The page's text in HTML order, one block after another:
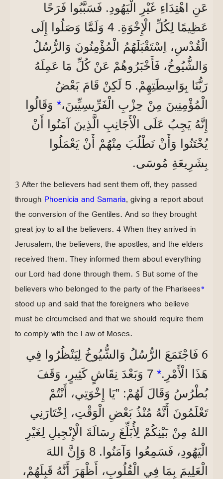
عَنِ اهْتِدَاءِ غَيْرِ الْيَهُودِ. فَسَبَّبُوا فَرَحًا
عَظِيمًا لِكُلِّ الْإِخْوَةِ. 4 وَلَمَّا وَصَلُوا إِلَى
الْقُدْسِ، اِسْتَقْبَلَهُمُ الْمُؤْمِنُونَ وَالرُّسُلُ
وَالشُّيُوخُ، فَأَخْبَرُوهُمْ عَنْ كُلِّ مَا عَمِلَهُ
رَبُّنَا بِوَاسِطَتِهِمْ. 5 لَكِنْ قَامَ بَعْضُ
الْمُؤْمِنِينَ مِنْ حِزْبِ الْفَرِّيسِيِّينَ،* وَقَالُوا
إِنَّهُ يَجِبُ عَلَى الْأَجَانِبِ الَّذِينَ آمَنُوا أَنْ
يُخْتَنُوا وَأَنْ نَطْلُبَ مِنْهُمْ أَنْ يَعْمَلُوا
بِشَرِيعَةِ مُوسَى.
3 After the believers had sent them off, they passed
through Phoenicia and Samaria, giving a report about
the conversion of the Gentiles. And so they brought
great joy to all the believers. 4 When they arrived in
Jerusalem, the believers, the apostles, and the elders
received them. They informed them about everything
our Lord had done through them. 5 But some of the
believers who belonged to the party of the Pharisees*
stood up and said that the foreigners who believe
must be circumcised and that we should require them
to comply with the Law of Moses.
6 فَاجْتَمَعَ الرُّسُلُ وَالشُّيُوخُ لِيَنْظُرُوا فِي
هَذَا الْأَمْرِ.*
7 وَبَعْدَ نِقَاشٍ كَثِيرٍ، وَقَفَ
بُطْرُسُ وَقَالَ لَهُمْ: ”يَا إِخْوَتِي، أَنْتُمْ
تَعْلَمُونَ أَنَّهُ مُنْذُ بَعْضِ الْوَقْتِ، اِخْتَارَنِي
اللهُ مِنْ بَيْنِكُمْ لِأُبَلِّغَ رِسَالَةَ الْإِنْجِيلِ لِغَيْرِ
الْيَهُودِ، فَسَمِعُوا وَآمَنُوا. 8 وَإِنَّ اللهَ
الْعَلِيمَ بِمَا فِي الْقُلُوبِ، أَظْهَرَ أَنَّهُ قَبِلَهُمْ،